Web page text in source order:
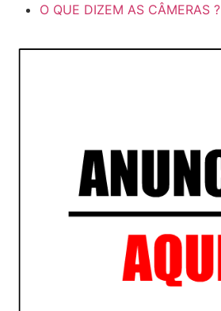
O QUE DIZEM AS CÂMERAS ?